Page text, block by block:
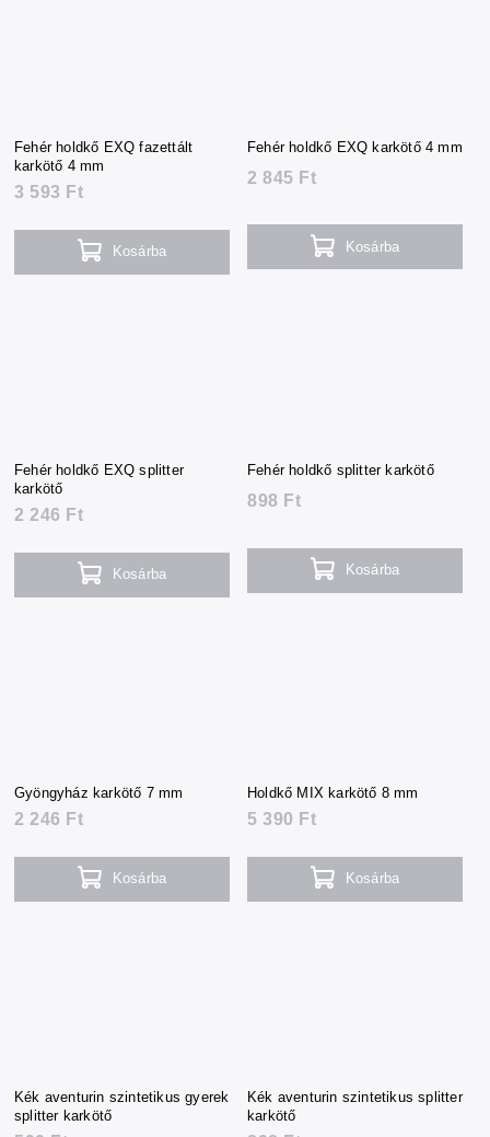
Fehér holdkő EXQ fazettált
karkötő 4 mm
3 593 Ft
Kosárba
Fehér holdkő EXQ karkötő 4 mm
2 845 Ft
Kosárba
Fehér holdkő EXQ splitter
karkötő
2 246 Ft
Kosárba
Fehér holdkő splitter karkötő
898 Ft
Kosárba
Gyöngyház karkötő 7 mm
2 246 Ft
Kosárba
Holdkő MIX karkötő 8 mm
5 390 Ft
Kosárba
Kék aventurin szintetikus gyerek
splitter karkötő
Kék aventurin szintetikus splitter
karkötő